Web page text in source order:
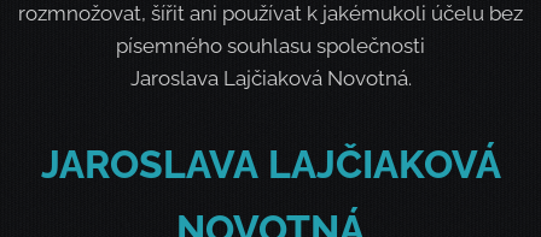
rozmnožovat, šířit ani používat k jakémukoli účelu bez
písemného souhlasu společnosti
Jaroslava Lajčiaková Novotná.
JAROSLAVALAJČIAKOVÁ